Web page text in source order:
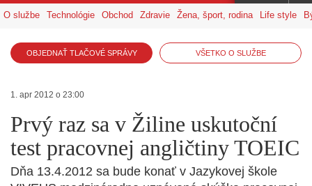
O službe Technológie Obchod Zdravie Žena, šport, rodina Life style
OBJEDNAŤ TLAČOVÉ SPRÁVY VŠETKO O SLUŽBE
1. apr 2012 o 23:00
Prvý raz sa v Žiline uskutoční
test pracovnej angličtiny TOEIC
Dňa 13.4.2012 sa bude konať v Jazykovej škole